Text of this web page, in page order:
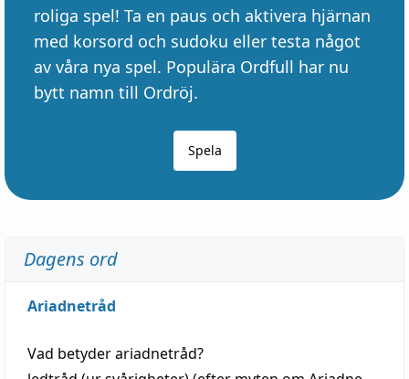
roliga spel! Ta en paus och aktivera hjärnan
med korsord och sudoku eller testa något
av våra nya spel. Populära Ordfull har nu
bytt namn till Ordröj.
Spela
Dagens ord
Ariadnetråd
Vad betyderariadnetråd?